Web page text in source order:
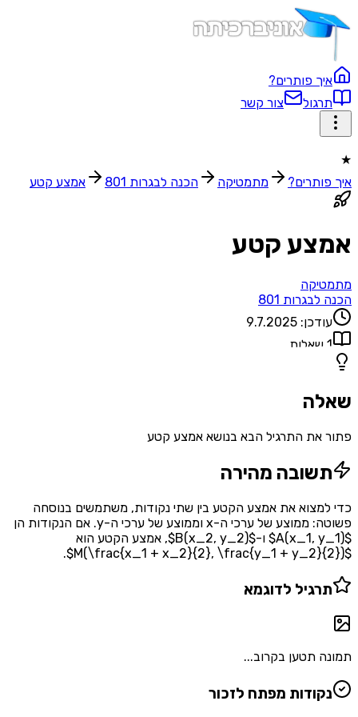
איך פותרים?
תרגול
צור קשר
★
איך פותרים?
מתמטיקה הכנה לבגרות 801 אמצע קטע
אמצע קטע
מתמטיקה
הכנה לבגרות 801
עודכן: 9.7.2025
1 שאלות
שאלה
פתור את התרגיל הבא בנושא אמצע קטע
תשובה מהירה
כדי למצוא את אמצע הקטע בין שתי נקודות, משתמשים בנוסחה
פשוטה: ממוצע של ערכי ה-x וממוצע של ערכי ה-y. אם הנקודות הן
$A(x_1, y_1)$ ו-$B(x_2, y_2)$, אמצע הקטע הוא
$M(\frac{x_1 + x_2}{2}, \frac{y_1 + y_2}{2})$.
תרגיל לדוגמא
תמונה תטען בקרוב...
נקודות מפתח לזכור